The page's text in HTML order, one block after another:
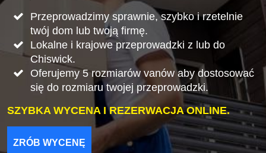
Przeprowadzimy sprawnie, szybko i rzetelnie
twój dom lub twoją firmę.
Lokalne i krajowe przeprowadzki z lub do
Chiswick.
Oferujemy 5 rozmiarów vanów aby dostosować
się do rozmiaru twojej przeprowadzki.
SZYBKA WYCENA I REZERWACJA ONLINE.
ZRÓB WYCENĘ